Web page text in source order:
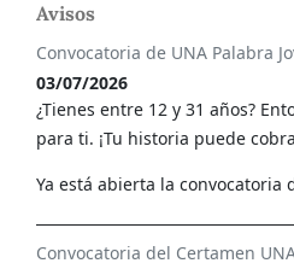
Avisos
Convocatoria de UNA Palabra
03/07/2026
¿Tienes entre 12 y 31 años?
para ti. ¡Tu historia puede
Ya está abierta la convocatoria
Convocatoria del Certamen